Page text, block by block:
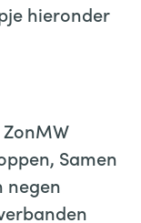
hieronder
Samen
negen